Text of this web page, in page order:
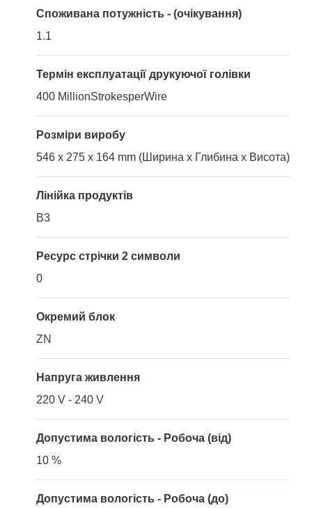
Споживана потужність - (очікування)
1.1
Термін експлуатації друкуючої голівки
400 MillionStrokesperWire
Розміри виробу
546 x 275 x 164 mm (Ширина x Глибина x Висота)
Лінійка продуктів
B3
Ресурс стрічки 2 символи
0
Окремий блок
ZN
Напруга живлення
220 V - 240 V
Допустима вологість - Робоча (від)
10 %
Допустима вологість - Робоча (до)